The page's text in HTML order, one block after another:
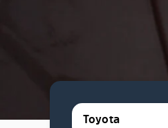
Toyota